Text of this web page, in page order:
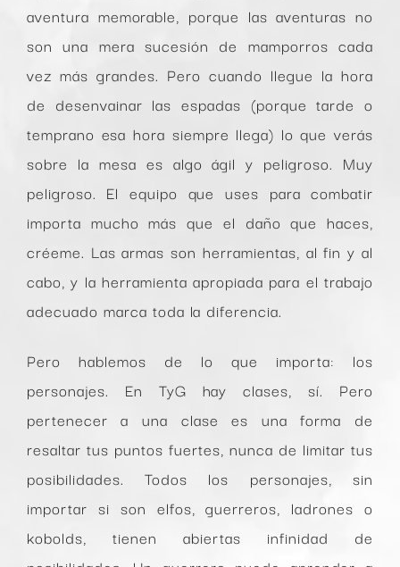
aventura memorable, porque las aventuras no
son una mera sucesión de mamporros cada
vez más grandes. Pero cuando llegue la hora
de desenvainar las espadas (porque tarde o
temprano esa hora siempre llega) lo que verás
sobre la mesa es algo ágil y peligroso. Muy
peligroso. El equipo que uses para combatir
importa mucho más que el daño que haces,
créeme. Las armas son herramientas, al fin y al
cabo, y la herramienta apropiada para el trabajo
adecuado marca toda la diferencia.
Pero hablemos de lo que importa: los
personajes. En TyG hay clases, sí. Pero
pertenecer a una clase es una forma de
resaltar tus puntos fuertes, nunca de limitar tus
posibilidades. Todos los personajes, sin
importar si son elfos, guerreros, ladrones o
kobolds, tienen abiertas infinidad de